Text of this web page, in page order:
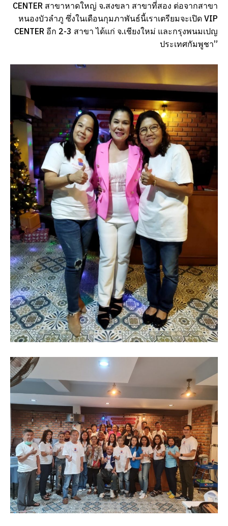
CENTER สาขาหาดใหญ่ จ.สงขลา สาขาที่สอง ต่อจากสาขา
หนองบัวลำภู ซึ่งในเดือนกุมภาพันธ์นี้เราเตรียมจะเปิด VIP
CENTER อีก 2-3 สาขา ได้แก่ จ.เชียงใหม่ และกรุงพนมเปญ
ประเทศกัมพูชา”